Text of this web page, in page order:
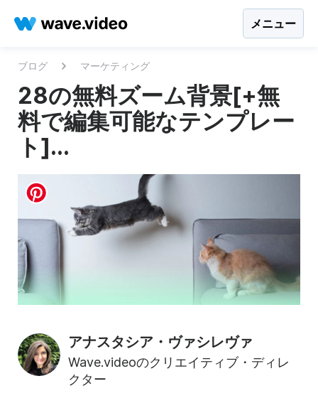
メニュー
ブログ マーケティング
28の無料ズーム背景[+無
料で編集可能なテンプレー
ト]...
アナスタシア・ヴァシレヴァ
Wave.videoのクリエイティブ・ディレ
クター